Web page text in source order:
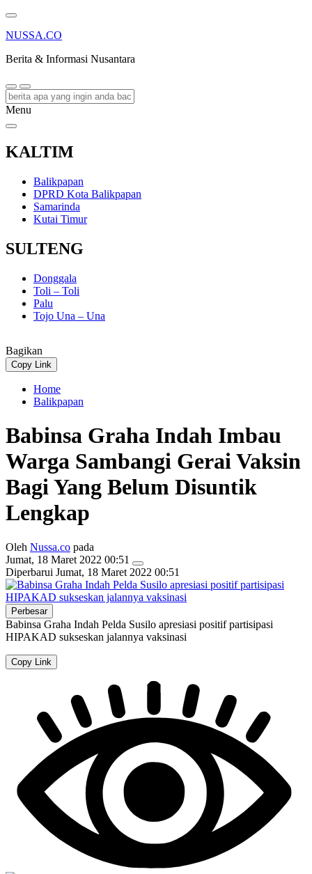
NUSSA.CO
Berita & Informasi Nusantara
Menu
KALTIM
Balikpapan
DPRD Kota Balikpapan
Samarinda
Kutai Timur
SULTENG
Donggala
Toli – Toli
Palu
Tojo Una – Una
Bagikan
Copy Link
Home
Balikpapan
Babinsa Graha Indah Imbau
Warga Sambangi Gerai Vaksin
Bagi Yang Belum Disuntik
Lengkap
Oleh Nussa.co pada
Jumat, 18 Maret 2022 00:51
Diperbarui Jumat, 18 Maret 2022 00:51
Perbesar
Babinsa Graha Indah Pelda Susilo apresiasi positif partisipasi
HIPAKAD sukseskan jalannya vaksinasi
Copy Link